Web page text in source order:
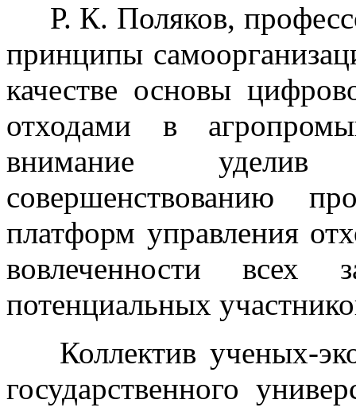
Р. К. Поляков,
принципы
качестве основы
отходами в
внимание уделив
совершенствованию
платформ управления
вовлеченности всех
потенциальных
Коллектив ученых-
государственного